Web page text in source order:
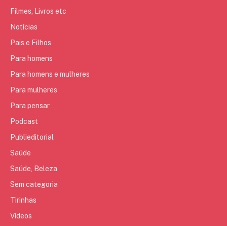
Filmes, Livros etc
Notícias
Pais e Filhos
Para homens
Para homens e mulheres
Para mulheres
Para pensar
Podcast
Publieditorial
Saúde
Saúde, Beleza
Sem categoria
Tirinhas
Vídeos